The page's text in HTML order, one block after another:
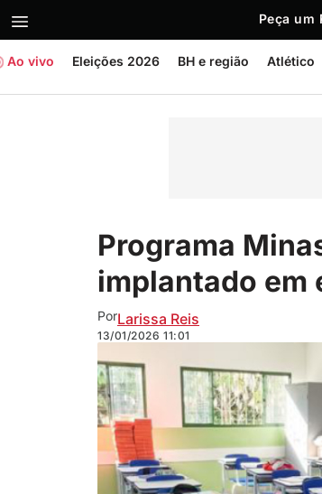
Peça um
Ao vivo Eleições 2026 BH e região Atlético
Programa
implantado em
PorLarissa Reis
13/01/2026 11:01